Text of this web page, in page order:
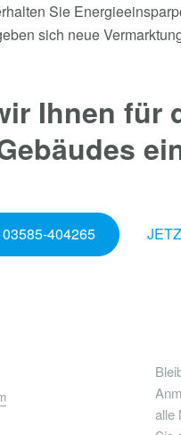
Sie
sich neue
Ihnen für
404265
alle